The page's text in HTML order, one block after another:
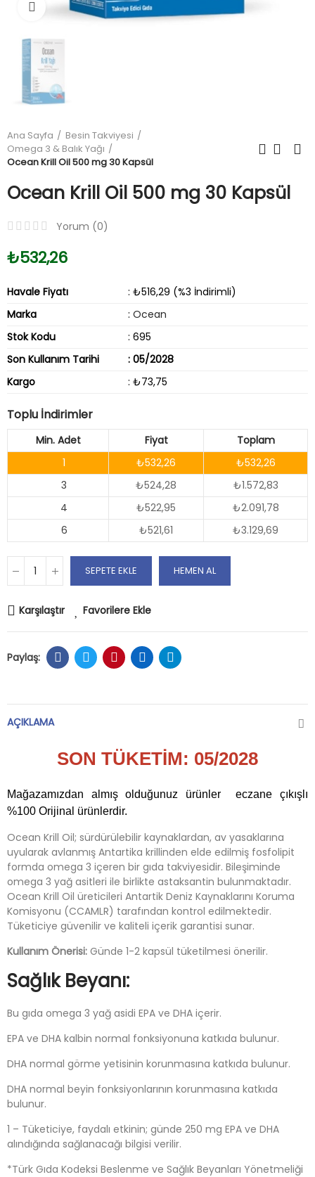
Büyüt
Ana Sayfa
Besin Takviyesi
Omega 3 & Balık Yağı
Ocean Krill Oil 500 mg 30 Kapsül
Ocean Krill Oil 500 mg 30 Kapsül
Yorum (0)
₺532,26
Havale Fiyatı
: ₺516,29 (%3 İndirimli)
Marka
: Ocean
Stok Kodu
: 695
Son Kullanım Tarihi
: 05/2028
Kargo
: ₺73,75
Toplu İndirimler
Min. Adet Fiyat
Toplam
1
₺532,26
₺532,26
3
₺524,28
₺1.572,83
4
₺522,95
₺2.091,78
6
₺521,61 ₺3.129,69
SEPETE EKLE HEMEN AL
Karşılaştır Favorilere Ekle
AÇIKLAMA
SON TÜKETİM: 05/2028
Mağazamızdan almış olduğunuz ürünler eczane çıkışlı
%100 Orijinal ürünlerdir.
Ocean Krill Oil; sürdürülebilir kaynaklardan, av yasaklarına
uyularak avlanmış Antartika krillinden elde edilmiş fosfolipit
formda omega 3 içeren bir gıda takviyesidir. Bileşiminde
omega 3 yağ asitleri ile birlikte astaksantin bulunmaktadır.
Ocean Krill Oil üreticileri Antartik Deniz Kaynaklarını Koruma
Komisyonu (CCAMLR) tarafından kontrol edilmektedir.
Tüketiciye güvenilir ve kaliteli içerik garantisi sunar.
Kullanım Önerisi: Günde 1-2 kapsül tüketilmesi önerilir.
Sağlık Beyanı:
Bu gıda omega 3 yağ asidi EPA ve DHA içerir.
EPA ve DHA kalbin normal fonksiyonuna katkıda bulunur.
DHA normal görme yetisinin korunmasına katkıda bulunur.
DHA normal beyin fonksiyonlarının korunmasına katkıda
bulunur.
1 – Tüketiciye, faydalı etkinin; günde 250 mg EPA ve DHA
alındığında sağlanacağı bilgisi verilir.
*Türk Gıda Kodeksi Beslenme ve Sağlık Beyanları Yönetmeliği